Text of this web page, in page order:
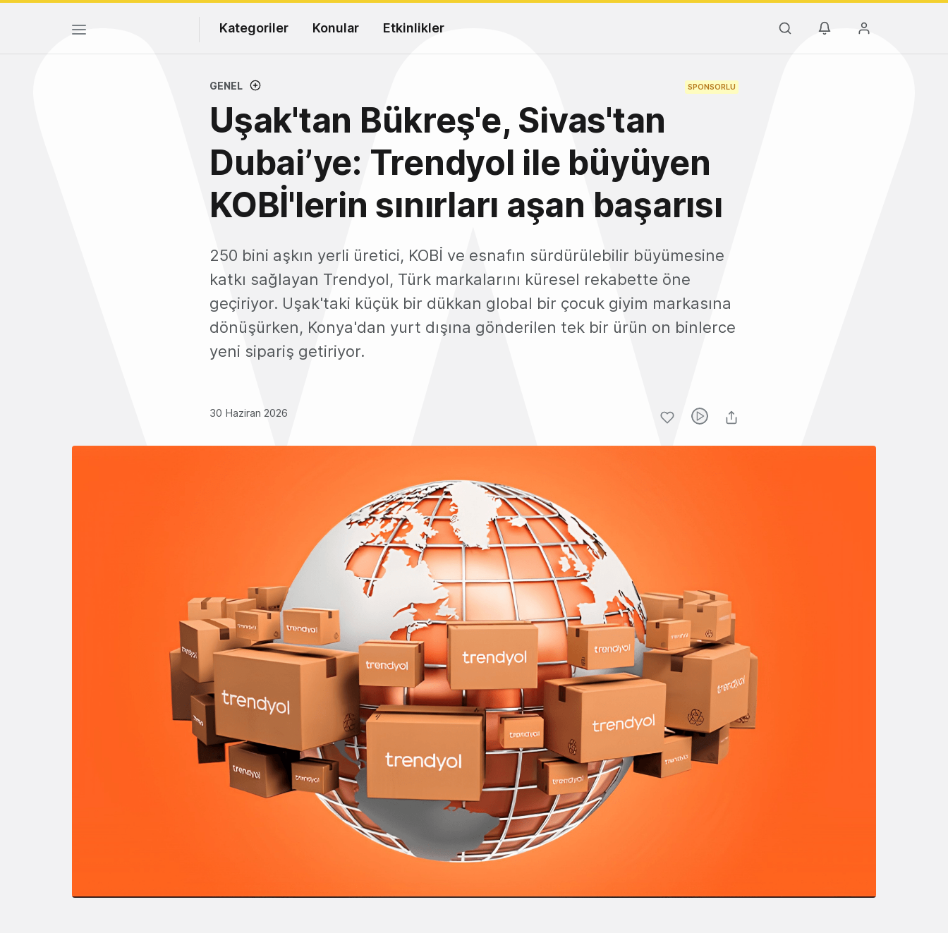
Kategoriler Konular Etkinlikler
GENEL SPONSORLU
Uşak'tan Bükreş'e, Sivas'tan
Dubai’ye: Trendyol ile büyüyen
KOBİ'lerin sınırları aşan başarısı
250 bini aşkın yerli üretici, KOBİ ve esnafın sürdürülebilir büyümesine
katkı sağlayan Trendyol, Türk markalarını küresel rekabette öne
geçiriyor. Uşak'taki küçük bir dükkan global bir çocuk giyim markasına
dönüşürken, Konya'dan yurt dışına gönderilen tek bir ürün on binlerce
yeni sipariş getiriyor.
30 Haziran 2026